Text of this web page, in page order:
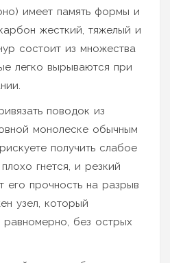
имеет память формы и
жесткий, тяжелый и
состоит из множества
легко вырываются при
поводок из
монолеске обычным
получить слабое
гнется, и резкий
его прочность на разрыв
узел, который
равномерно, без острых